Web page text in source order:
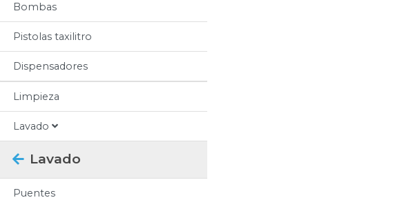
Bombas
Pistolas taxilitro
Dispensadores
Limpieza
Lavado
Lavado
Puentes